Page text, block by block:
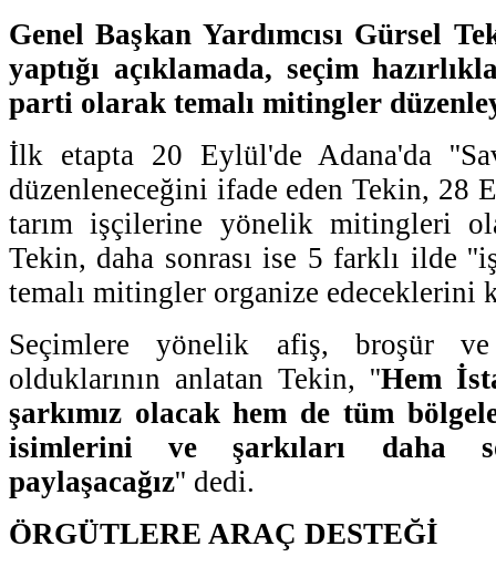
Genel Başkan Yardımcısı Gürsel
yaptığı açıklamada, seçim
parti olarak temalı mitingler
İlk etapta 20 Eylül'de Adana'da
düzenleneceğini ifade eden Tekin, 28
tarım işçilerine yönelik mitingleri
Tekin, daha sonrası ise 5 farklı ilde
temalı mitingler organize edeceklerini
Seçimlere yönelik afiş, broşür ve
olduklarının anlatan Tekin, ''Hem
şarkımız olacak hem de tüm
isimlerini ve şarkıları daha
paylaşacağız'' dedi.
ÖRGÜTLERE ARAÇ DESTEĞİ